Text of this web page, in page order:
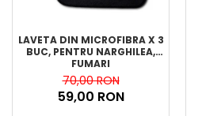
LAVETA DIN MICROFIBRA X 3
BUC, PENTRU NARGHILEA,
FUMARI
70,00 RON
59,00 RON